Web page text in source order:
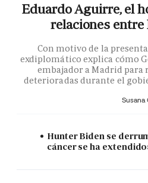
Eduardo Aguirre, el
relaciones entre
Con motivo de la
exdiplomático explica cómo
embajador a Madrid
deterioradas durante el
Susana
Hunter Biden se
cáncer se ha